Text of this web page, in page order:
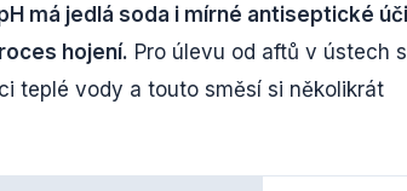
má jedlá soda i mírné antiseptické
hojení. Pro úlevu od aftů v ústech
teplé vody a touto směsí si několikrát